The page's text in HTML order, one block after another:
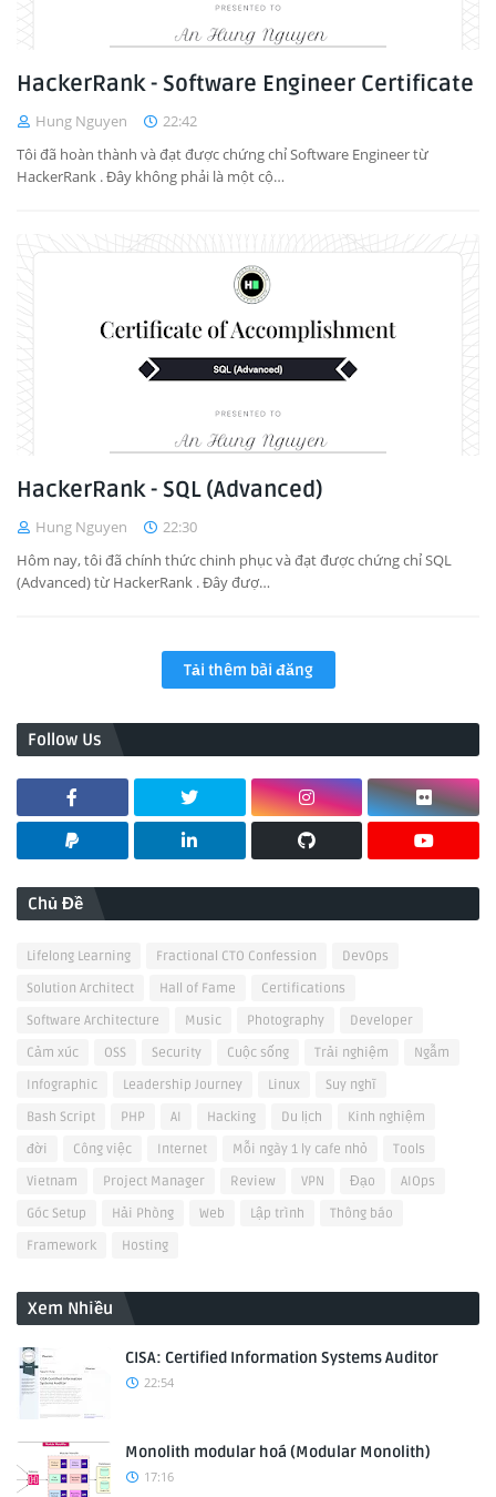
HackerRank - Software Engineer Certificate
Hung Nguyen
22:42
Tôi đã hoàn thành và đạt được chứng chỉ Software Engineer từ
HackerRank . Đây không phải là một cộ…
HackerRank - SQL (Advanced)
Hung Nguyen
22:30
Hôm nay, tôi đã chính thức chinh phục và đạt được chứng chỉ SQL
(Advanced) từ HackerRank . Đây đượ…
Tải thêm bài đăng
Follow Us
Chủ Đề
Lifelong Learning Fractional CTO Confession
DevOps
Solution Architect
Hall of Fame
Certifications
Software Architecture
Music Photography
Developer
Cảm xúc
OSS Security Cuộc sống Trải nghiệm
Ngẫm
Infographic
Leadership Journey Linux
Suy nghĩ
Bash Script
PHP AI Hacking Du lịch
Kinh nghiệm
đời
Công việc Internet Mỗi ngày 1 ly cafe nhỏ
Tools
Vietnam
Project Manager Review VPN Đạo
AIOps
Góc Setup
Hải Phòng Web Lập trình
Thông báo
Framework
Hosting
Xem Nhiều
CISA: Certified Information Systems Auditor
22:54
Monolith modular hoá (Modular Monolith)
17:16